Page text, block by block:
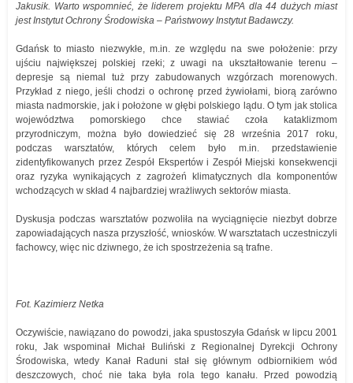
Jakusik. Warto wspomnieć, że liderem projektu MPA dla 44 dużych miast
jest Instytut Ochrony Środowiska – Państwowy Instytut Badawczy.
Gdańsk to miasto niezwykłe, m.in. ze względu na swe położenie: przy
ujściu największej polskiej rzeki; z uwagi na ukształtowanie terenu –
depresje są niemal tuż przy zabudowanych wzgórzach morenowych.
Przykład z niego, jeśli chodzi o ochronę przed żywiołami, biorą zarówno
miasta nadmorskie, jak i położone w głębi polskiego lądu. O tym jak stolica
województwa pomorskiego chce stawiać czoła kataklizmom
przyrodniczym, można było dowiedzieć się 28 września 2017 roku,
podczas warsztatów, których celem było m.in. przedstawienie
zidentyfikowanych przez Zespół Ekspertów i Zespół Miejski konsekwencji
oraz ryzyka wynikających z zagrożeń klimatycznych dla komponentów
wchodzących w skład 4 najbardziej wrażliwych sektorów miasta.
Dyskusja podczas warsztatów pozwoliła na wyciągnięcie niezbyt dobrze
zapowiadających nasza przyszłość, wniosków. W warsztatach uczestniczyli
fachowcy, więc nic dziwnego, że ich spostrzeżenia są trafne.
Fot. Kazimierz Netka
Oczywiście, nawiązano do powodzi, jaka spustoszyła Gdańsk w lipcu 2001
roku, Jak wspominał Michał Buliński z Regionalnej Dyrekcji Ochrony
Środowiska, wtedy Kanał Raduni stał się głównym odbiornikiem wód
deszczowych, choć nie taka była rola tego kanału. Przed powodzią